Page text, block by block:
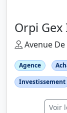
Orpi
Avenue De
Agence
Investissement
Voir